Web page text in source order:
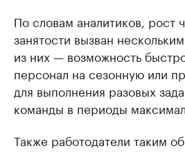
По словам аналитиков, рост
занятости вызван
из них — возможность
персонал на сезонную или
для выполнения разовых
команды в периоды
Также работодатели таким